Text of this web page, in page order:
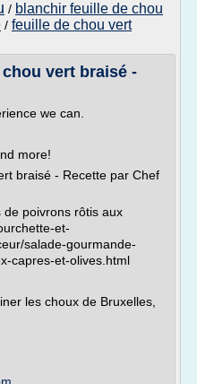
/ blanchir feuille de chou
/ feuille de chou vert
vert braisé -
we can.
more!
braisé - Recette par Chef
poivrons rôtis aux
et-
salade-gourmande-
capres-et-olives.html
les choux de Bruxelles,